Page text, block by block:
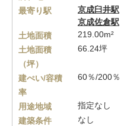
最寄り駅
京成臼井駅
京成佐倉駅
土地面積
219.00m²
土地面積
（坪）
66.24坪
建ぺい/容積
率
60％/200％
用途地域
指定なし
建築条件
なし